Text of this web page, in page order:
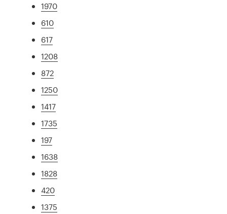
1970
610
617
1208
872
1250
1417
1735
197
1638
1828
420
1375